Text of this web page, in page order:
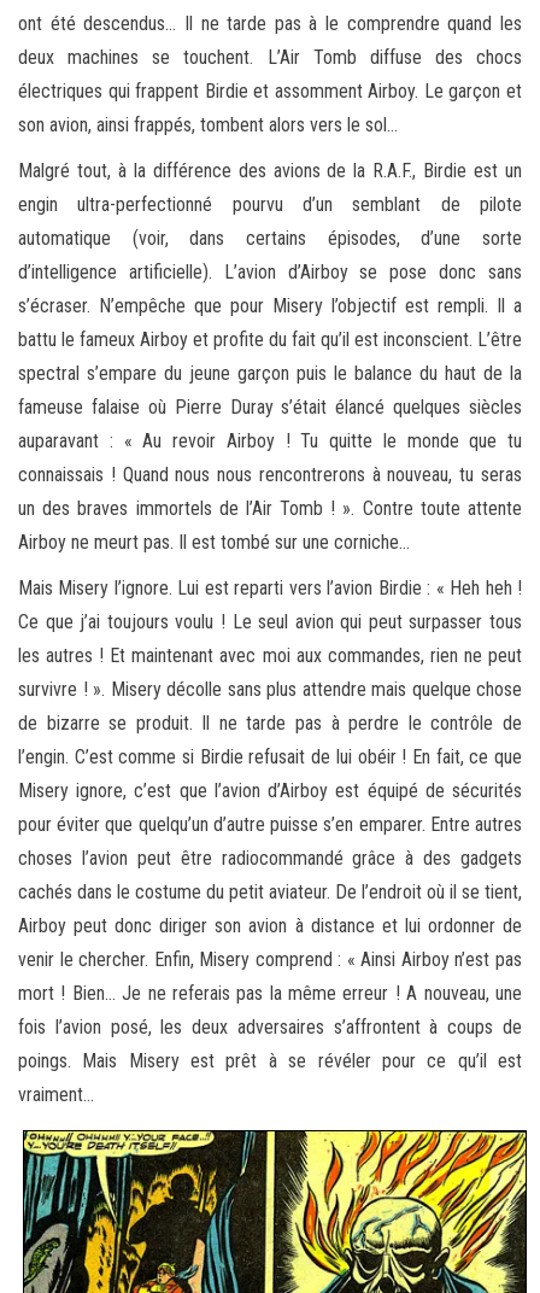
ont été descendus… Il ne tarde pas à le comprendre quand les
deux machines se touchent. L’Air Tomb diffuse des chocs
électriques qui frappent Birdie et assomment Airboy. Le garçon et
son avion, ainsi frappés, tombent alors vers le sol…
Malgré tout, à la différence des avions de la R.A.F., Birdie est un
engin ultra-perfectionné pourvu d’un semblant de pilote
automatique (voir, dans certains épisodes, d’une sorte
d’intelligence artificielle). L’avion d’Airboy se pose donc sans
s’écraser. N’empêche que pour Misery l’objectif est rempli. Il a
battu le fameux Airboy et profite du fait qu’il est inconscient. L’être
spectral s’empare du jeune garçon puis le balance du haut de la
fameuse falaise où Pierre Duray s’était élancé quelques siècles
auparavant : « Au revoir Airboy ! Tu quitte le monde que tu
connaissais ! Quand nous nous rencontrerons à nouveau, tu seras
un des braves immortels de l’Air Tomb ! ». Contre toute attente
Airboy ne meurt pas. Il est tombé sur une corniche…
Mais Misery l’ignore. Lui est reparti vers l’avion Birdie : « Heh heh !
Ce que j’ai toujours voulu ! Le seul avion qui peut surpasser tous
les autres ! Et maintenant avec moi aux commandes, rien ne peut
survivre ! ». Misery décolle sans plus attendre mais quelque chose
de bizarre se produit. Il ne tarde pas à perdre le contrôle de
l’engin. C’est comme si Birdie refusait de lui obéir ! En fait, ce que
Misery ignore, c’est que l’avion d’Airboy est équipé de sécurités
pour éviter que quelqu’un d’autre puisse s’en emparer. Entre autres
choses l’avion peut être radiocommandé grâce à des gadgets
cachés dans le costume du petit aviateur. De l’endroit où il se tient,
Airboy peut donc diriger son avion à distance et lui ordonner de
venir le chercher. Enfin, Misery comprend : « Ainsi Airboy n’est pas
mort ! Bien… Je ne referais pas la même erreur ! A nouveau, une
fois l’avion posé, les deux adversaires s’affrontent à coups de
poings. Mais Misery est prêt à se révéler pour ce qu’il est
vraiment…